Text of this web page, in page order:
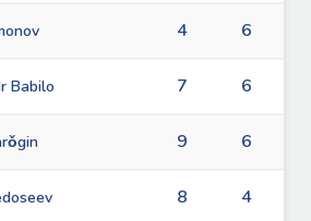
4 6
Babilo 7 6
9 6
8 4